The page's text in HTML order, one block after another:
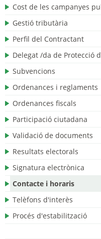
Cost de les campanyes
Gestió tributària
Perfil del Contractant
Delegat /da de Protecció
Subvencions
Ordenances i reglaments
Ordenances fiscals
Participació ciutadana
Validació de documents
Resultats electorals
Signatura electrònica
Contacte i horaris
Telèfons d'interès
Procés d'estabilització